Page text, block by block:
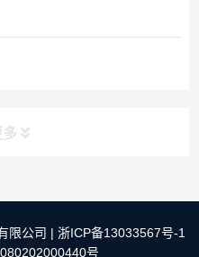
多
限公司 | 浙ICP备13033567号-1
号